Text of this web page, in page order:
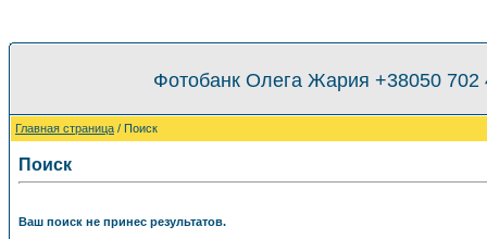
Фотобанк Олега Жария +38050
Главная страница / Поиск
Поиск
Ваш поиск не принес результатов.